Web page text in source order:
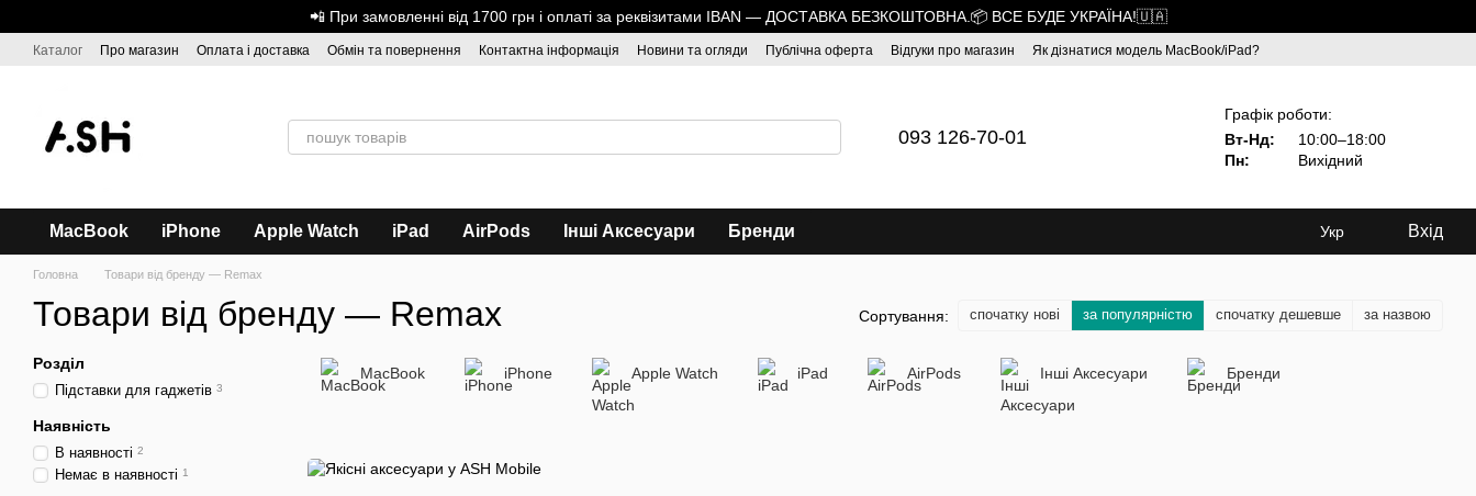
📲 При замовленні від 1700 грн і оплаті за реквізитами IBAN — ДОСТАВКА БЕЗКОШТОВНА.📦 ВСЕ БУДЕ УКРАЇНА!🇺🇦
Каталог Про магазин Оплата і доставка Обмін та повернення Контактна інформація Новини та огляди Публічна оферта Відгуки про магазин
Як дізнатися модель MacBook/iPad?
093 126-70-01
Графік роботи:
Вт-Нд:
10:00–18:00
Пн:
Вихідний
MacBook iPhone Apple Watch iPad AirPods Інші Аксесуари Бренди Укр Вхід
Головна Товари від бренду — Remax
Товари від бренду — Remax Сортування: спочатку нові за популярністю спочатку дешевше за назвою
MacBook iPhone Apple Watch iPad AirPods Інші Аксесуари Бренди
Розділ
Підставки для гаджетів 3
Наявність
В наявності 2
Немає в наявності 1